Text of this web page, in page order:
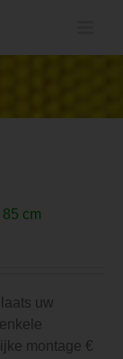
cm
uw
montage €